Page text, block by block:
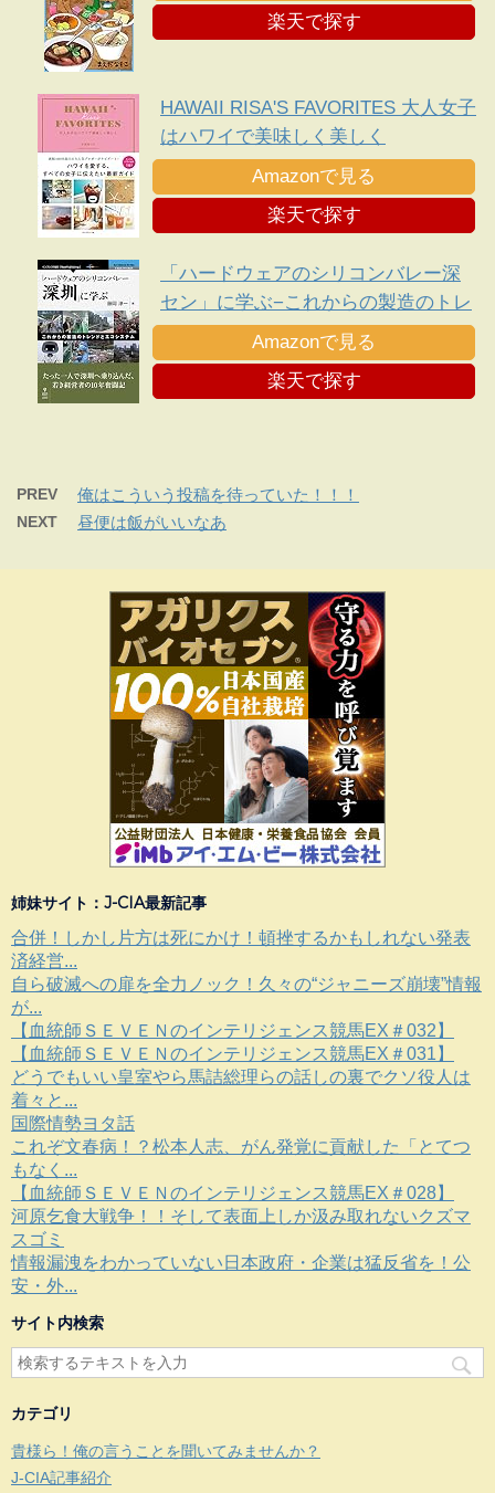
楽天で探す
HAWAII RISA'S FAVORITES 大人女子
はハワイで美味しく美しく
Amazonで見る
楽天で探す
「ハードウェアのシリコンバレー深
セン」に学ぶ−これからの製造のトレ
ンドとエコシステム
Amazonで見る
楽天で探す
PREV 俺はこういう投稿を待っていた！！！
NEXT 昼便は飯がいいなあ
姉妹サイト：J-CIA最新記事
合併！しかし片方は死にかけ！頓挫するかもしれない発表
済経営...
自ら破滅への扉を全力ノック！久々の“ジャニーズ崩壊”情報
が...
【血統師ＳＥＶＥＮのインテリジェンス競馬EX＃032】
【血統師ＳＥＶＥＮのインテリジェンス競馬EX＃031】
どうでもいい皇室やら馬詰総理らの話しの裏でクソ役人は
着々と...
国際情勢ヨタ話
これぞ文春病！？松本人志、がん発覚に貢献した「とてつ
もなく...
【血統師ＳＥＶＥＮのインテリジェンス競馬EX＃028】
河原乞食大戦争！！そして表面上しか汲み取れないクズマ
スゴミ
情報漏洩をわかっていない日本政府・企業は猛反省を！公
安・外...
サイト内検索
カテゴリ
貴様ら！俺の言うことを聞いてみませんか？
J-CIA記事紹介